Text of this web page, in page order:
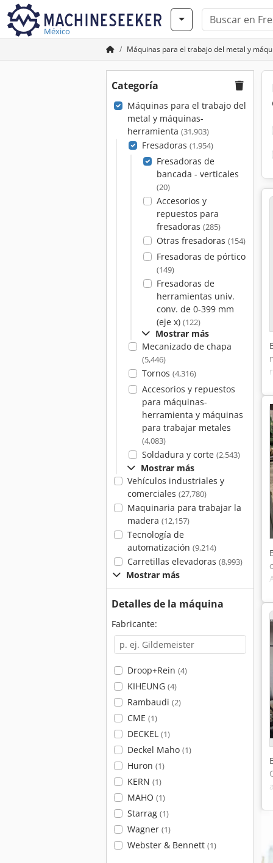
México
Máquinas para el trabajo del metal y
Categoría
Máquinas para el trabajo del
metal y máquinas-
herramienta (31,903)
Fresadoras (1,954)
Fresadoras de
bancada - verticales
(20)
Accesorios y
repuestos para
fresadoras (285)
Otras fresadoras (154)
Fresadoras de pórtico
(149)
Fresadoras de
herramientas univ.
conv. de 0-399 mm
(eje x) (122)
Mostrar más
Mecanizado de chapa
(5,446)
Tornos (4,316)
Accesorios y repuestos
para máquinas-
herramienta y máquinas
para trabajar metales
(4,083)
Soldadura y corte (2,543)
Mostrar más
Vehículos industriales y
comerciales (27,780)
Maquinaria para trabajar la
madera (12,157)
Tecnología de
automatización (9,214)
Carretillas elevadoras (8,993)
Mostrar más
Detalles de la máquina
Fabricante:
Droop+Rein (4)
KIHEUNG (4)
Rambaudi (2)
CME (1)
DECKEL (1)
Deckel Maho (1)
Huron (1)
KERN (1)
MAHO (1)
Starrag (1)
Wagner (1)
Webster & Bennett (1)